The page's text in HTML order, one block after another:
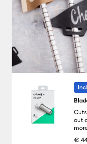
out
€